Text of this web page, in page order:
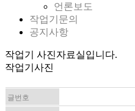
언론보도
작업기문의
공지사항
작업기 사진자료실입니다.
작업기사진
글번호